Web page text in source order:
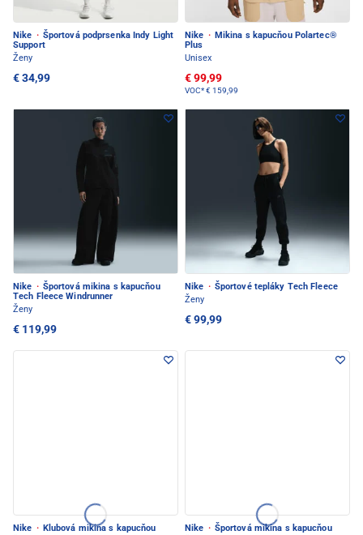
Nike · Športová podprsenka Indy Light
Support
Ženy
€ 34,99
Nike · Mikina s kapucňou Polartec®
Plus
Unisex
€ 99,99
VOC*€ 159,99
Nike · Športová mikina s kapucňou
Tech Fleece Windrunner
Ženy
€ 119,99
Nike · Športové tepláky Tech Fleece
Ženy
€ 99,99
Nike · Klubová mikina s kapucňou
Nike · Športová mikina s kapucňou